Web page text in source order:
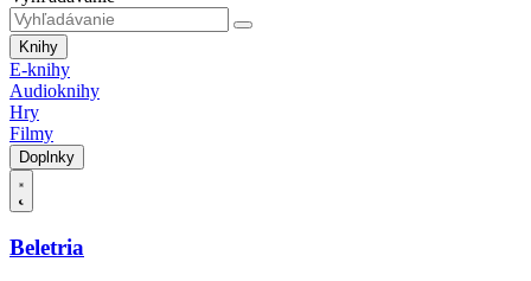
Knihy
E-knihy
Audioknihy
Hry
Filmy
Doplnky
Beletria